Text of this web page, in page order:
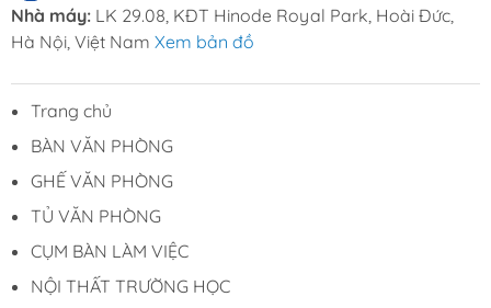
Nhà máy: LK 29.08, KĐT Hinode Royal Park, Hoài Đức,
Hà Nội, Việt Nam Xem bản đồ
Trang chủ
BÀN VĂN PHÒNG
GHẾ VĂN PHÒNG
TỦ VĂN PHÒNG
CỤM BÀN LÀM VIỆC
NỘI THẤT TRƯỜNG HỌC